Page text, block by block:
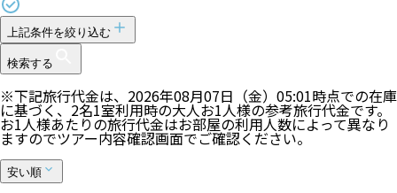
上記条件を絞り込む
検索する
※下記旅行代金は、 2026年08月07日（金）05:01時点での在庫
に基づく、2名1室利用時の大人お1人様の参考旅行代金です。
お1人様あたりの旅行代金はお部屋の利用人数によって異なり
ますのでツアー内容確認画面でご確認ください。
安い順